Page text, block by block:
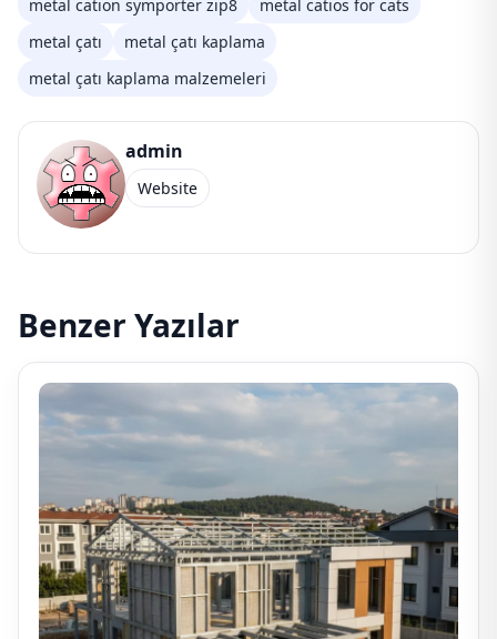
metal cation symporter zip8
metal catios for cats
metal çatı
metal çatı kaplama
metal çatı kaplama malzemeleri
admin
Website
Benzer Yazılar